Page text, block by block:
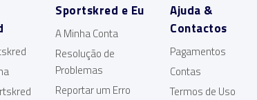
Sportskred e Eu
A Minha Conta
Resolução de
Problemas
Reportar um Erro
Ajuda &
Contactos
Pagamentos
Contas
Termos de Uso